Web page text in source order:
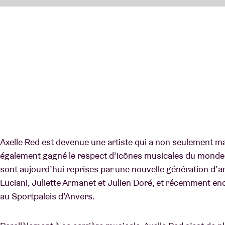
Axelle Red est devenue une artiste qui a non seulement
également gagné le respect d’icônes musicales du
sont aujourd’hui reprises par une nouvelle génération
Luciani, Juliette Armanet et Julien Doré, et récemment
au Sportpaleis d’Anvers.